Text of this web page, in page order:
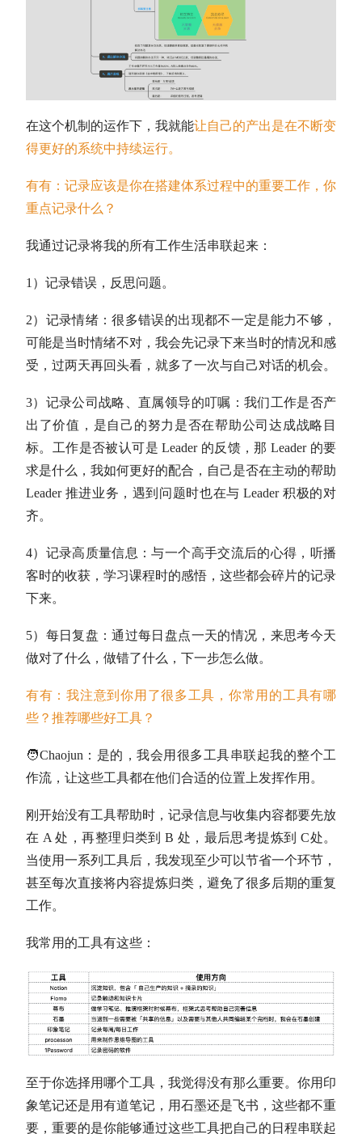
在这个机制的运作下，我就能让自己的产出是在不断变
得更好的系统中持续运行。
有有：记录应该是你在搭建体系过程中的重要工作，你
重点记录什么？
我通过记录将我的所有工作生活串联起来：
1）记录错误，反思问题。
2）记录情绪：很多错误的出现都不一定是能力不够，
可能是当时情绪不对，我会先记录下来当时的情况和感
受，过两天再回头看，就多了一次与自己对话的机会。
3）记录公司战略、直属领导的叮嘱：我们工作是否产
出了价值，是自己的努力是否在帮助公司达成战略目
标。工作是否被认可是 Leader 的反馈，那 Leader 的要
求是什么，我如何更好的配合，自己是否在主动的帮助
Leader 推进业务，遇到问题时也在与 Leader 积极的对
齐。
4）记录高质量信息：与一个高手交流后的心得，听播
客时的收获，学习课程时的感悟，这些都会碎片的记录
下来。
5）每日复盘：通过每日盘点一天的情况，来思考今天
做对了什么，做错了什么，下一步怎么做。
有有：我注意到你用了很多工具，你常用的工具有哪
些？推荐哪些好工具？
🧑Chaojun： 是的，我会用很多工具串联起我的整个工
作流，让这些工具都在他们合适的位置上发挥作用。
刚开始没有工具帮助时，记录信息与收集内容都要先放
在 A 处，再整理归类到 B 处，最后思考提炼到 C处。
当使用一系列工具后，我发现至少可以节省一个环节，
甚至每次直接将内容提炼归类，避免了很多后期的重复
工作。
我常用的工具有这些：
至于你选择用哪个工具，我觉得没有那么重要。你用印
象笔记还是用有道笔记，用石墨还是飞书，这些都不重
要，重要的是你能够通过这些工具把自己的日程串联起